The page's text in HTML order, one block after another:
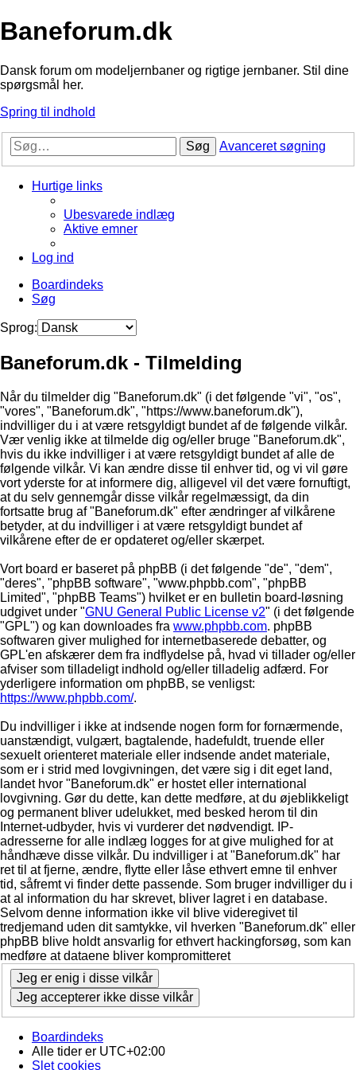
Baneforum.dk
Dansk forum om modeljernbaner og rigtige jernbaner. Stil dine
spørgsmål her.
Spring til indhold
Søg Avanceret søgning
Hurtige links
Ubesvarede indlæg
Aktive emner
Log ind
Boardindeks
Søg
Sprog:
Baneforum.dk - Tilmelding
Når du tilmelder dig "Baneforum.dk" (i det følgende "vi", "os",
"vores", "Baneforum.dk", "https://www.baneforum.dk"),
indvilliger du i at være retsgyldigt bundet af de følgende vilkår.
Vær venlig ikke at tilmelde dig og/eller bruge "Baneforum.dk",
hvis du ikke indvilliger i at være retsgyldigt bundet af alle de
følgende vilkår. Vi kan ændre disse til enhver tid, og vi vil gøre
vort yderste for at informere dig, alligevel vil det være fornuftigt,
at du selv gennemgår disse vilkår regelmæssigt, da din
fortsatte brug af "Baneforum.dk" efter ændringer af vilkårene
betyder, at du indvilliger i at være retsgyldigt bundet af
vilkårene efter de er opdateret og/eller skærpet.
Vort board er baseret på phpBB (i det følgende "de", "dem",
"deres", "phpBB software", "www.phpbb.com", "phpBB
Limited", "phpBB Teams") hvilket er en bulletin board-løsning
udgivet under "GNU General Public License v2" (i det følgende
"GPL") og kan downloades fra www.phpbb.com. phpBB
softwaren giver mulighed for internetbaserede debatter, og
GPL'en afskærer dem fra indflydelse på, hvad vi tillader og/eller
afviser som tilladeligt indhold og/eller tilladelig adfærd. For
yderligere information om phpBB, se venligst:
https://www.phpbb.com/.
Du indvilliger i ikke at indsende nogen form for fornærmende,
uanstændigt, vulgært, bagtalende, hadefuldt, truende eller
sexuelt orienteret materiale eller indsende andet materiale,
som er i strid med lovgivningen, det være sig i dit eget land,
landet hvor "Baneforum.dk" er hostet eller international
lovgivning. Gør du dette, kan dette medføre, at du øjeblikkeligt
og permanent bliver udelukket, med besked herom til din
Internet-udbyder, hvis vi vurderer det nødvendigt. IP-
adresserne for alle indlæg logges for at give mulighed for at
håndhæve disse vilkår. Du indvilliger i at "Baneforum.dk" har
ret til at fjerne, ændre, flytte eller låse ethvert emne til enhver
tid, såfremt vi finder dette passende. Som bruger indvilliger du i
at al information du har skrevet, bliver lagret i en database.
Selvom denne information ikke vil blive videregivet til
tredjemand uden dit samtykke, vil hverken "Baneforum.dk" eller
phpBB blive holdt ansvarlig for ethvert hackingforsøg, som kan
medføre at dataene bliver kompromitteret
Boardindeks
Alle tider er UTC+02:00
Slet cookies